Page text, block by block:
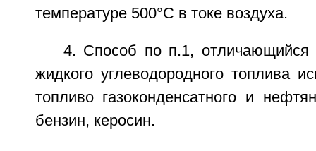
температуре 500°C в токе воздуха.
4. Способ по п.1, отличающийся
жидкого углеводородного топлива
топливо газоконденсатного и
бензин, керосин.